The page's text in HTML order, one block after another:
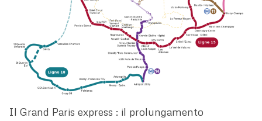
Il Grand Paris express : il prolungamento